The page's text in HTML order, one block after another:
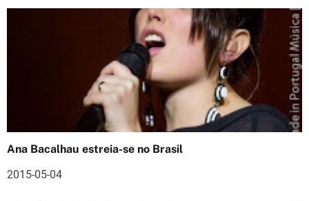
a
e
a
Ana Bacalhau estreia-se no Brasil
2015-05-04